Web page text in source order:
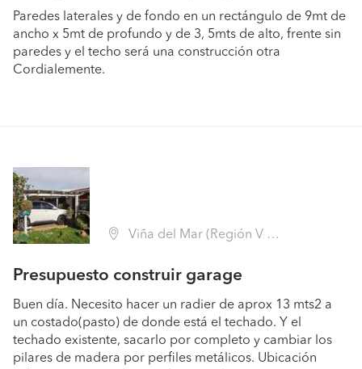
Paredes laterales y de fondo en un rectángulo de 9mt de
ancho x 5mt de profundo y de 3, 5mts de alto, frente sin
paredes y el techo será una construcción otra
Cordialemente.
Viña del Mar (Región V Valparaíso - Valparaíso)
Presupuesto construir garage
Buen día. Necesito hacer un radier de aprox 13 mts2 a
un costado(pasto) de donde está el techado. Y el
techado existente, sacarlo por completo y cambiar los
pilares de madera por perfiles metálicos. Ubicación